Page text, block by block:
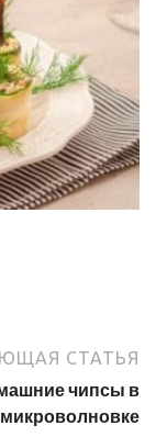
СТАТЬЯ
чипсы в
микроволновке